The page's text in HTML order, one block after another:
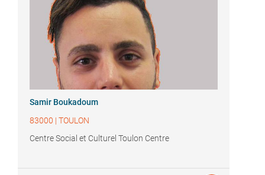
Samir Boukadoum
83000 | TOULON
Centre Social et Culturel Toulon Centre